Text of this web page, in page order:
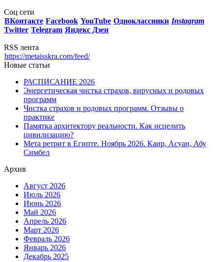
Соц сети
ВКонтакте Facebook YouTube Одноклассники Instagram
Twitter Telegram Яндекс Дзен
RSS лента
https://metaisskra.com/feed/
Новые статьи
РАСПИСАНИЕ 2026
Энергетическая чистка страхов, вирусных и родовых
программ
Чистка страхов и родовых программ. Отзывы о
практике
Памятка архитектору реальности. Как исцелить
цивилизацию?
Мета ретрит в Египте. Ноябрь 2026. Каир, Асуан, Абу
Симбел
Архив
Август 2026
Июль 2026
Июнь 2026
Май 2026
Апрель 2026
Март 2026
Февраль 2026
Январь 2026
Декабрь 2025